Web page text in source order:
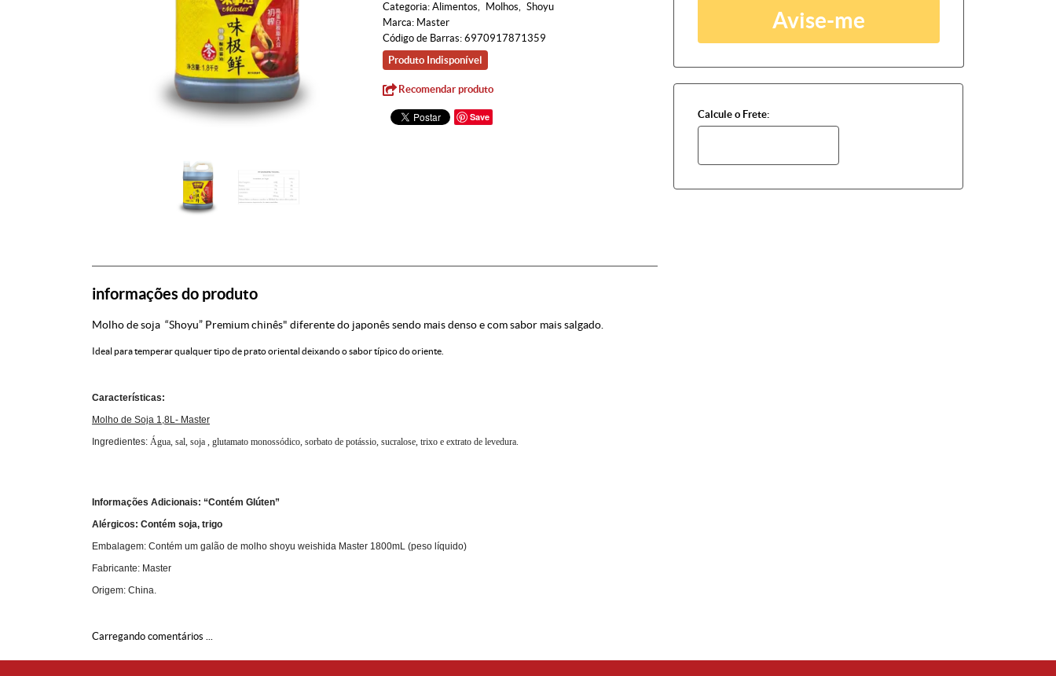
Categoria: Alimentos Molhos
Shoyu
Marca: Master
Código de Barras: 6970917871359
Produto Indisponível
Recomendar produto
Save
Avise-me
Calcule o Frete:
informações do produto
Molho de soja “Shoyu” Premium chinês" diferente do japonês sendo mais denso e com sabor mais salgado.
Ideal para temperar qualquer tipo de prato oriental deixando o sabor típico do oriente.
Características:
Molho de Soja 1,8L- Master
Ingredientes: Água, sal, soja , glutamato monossódico, sorbato de potássio, sucralose, trixo e extrato de levedura.
Informações Adicionais: “Contém Glúten”
Alérgicos: Contém soja, trigo
Embalagem: Contém um galão de molho shoyu weishida Master 1800mL (peso líquido)
Fabricante: Master
Origem: China.
Carregando comentários ...